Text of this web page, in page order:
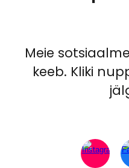
Meie
keeb. Kliki